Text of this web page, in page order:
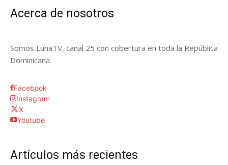
Acerca de nosotros
Somos LunaTV, canal 25 con cobertura en toda la República
Dominicana.
Facebook
Instagram
X
Youtube
Artículos más recientes